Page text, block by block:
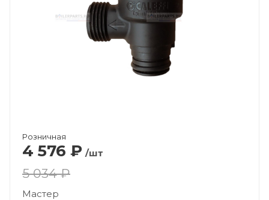
Розничная
4 576 ₽ /шт
5 034 ₽
Мастер